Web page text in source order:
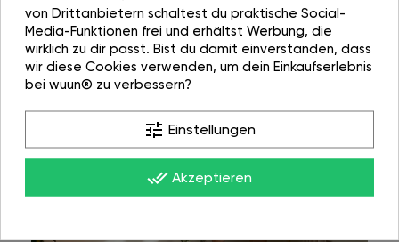
von Drittanbietern schaltest du praktische Social-
Media-Funktionen frei und erhältst Werbung, die
wirklich zu dir passt. Bist du damit einverstanden, dass
wir diese Cookies verwenden, um dein Einkaufserlebnis
bei wuun® zu verbessern?
tune Einstellungen
done_all Akzeptieren